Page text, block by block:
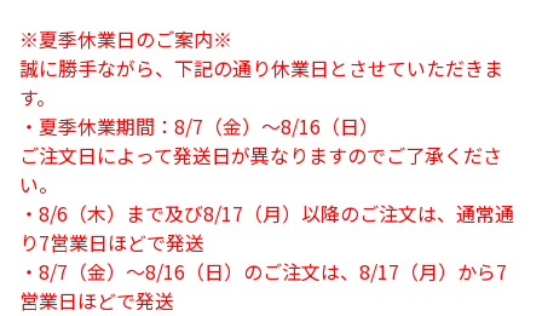
※夏季休業日のご案内※
誠に勝手ながら、下記の通り休業日とさせていただきま
す。
・夏季休業期間：8/7（金）～8/16（日）
ご注文日によって発送日が異なりますのでご了承くださ
い。
・8/6（木）まで及び8/17（月）以降のご注文は、通常通
り7営業日ほどで発送
・8/7（金）～8/16（日）のご注文は、8/17（月）から7
営業日ほどで発送